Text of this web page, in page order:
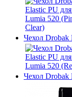
Чехол Drobak
Чехол Drobak